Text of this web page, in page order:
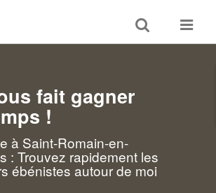
Toggle
search
Toggle
fait gagner
!
à Saint-Romain-en-
: Trouvez rapidement les
ébénistes autour de moi